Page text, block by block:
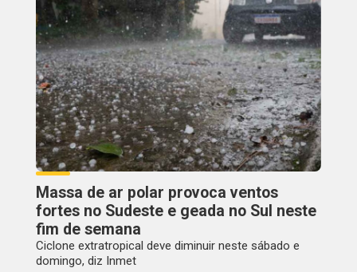
Massa de ar polar provoca ventos
fortes no Sudeste e geada no Sul neste
fim de semana
Ciclone extratropical deve diminuir neste sábado e
domingo, diz Inmet